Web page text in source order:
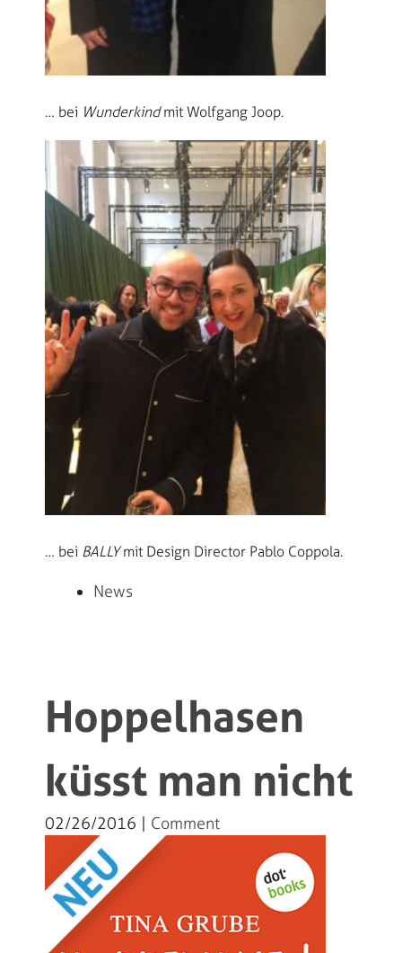
… bei Wunderkindmit Wolfgang Joop.
… bei BALLYmit Design Director Pablo Coppola.
News
Hoppelhasen
küsst man nicht
02/26/2016 | Comment